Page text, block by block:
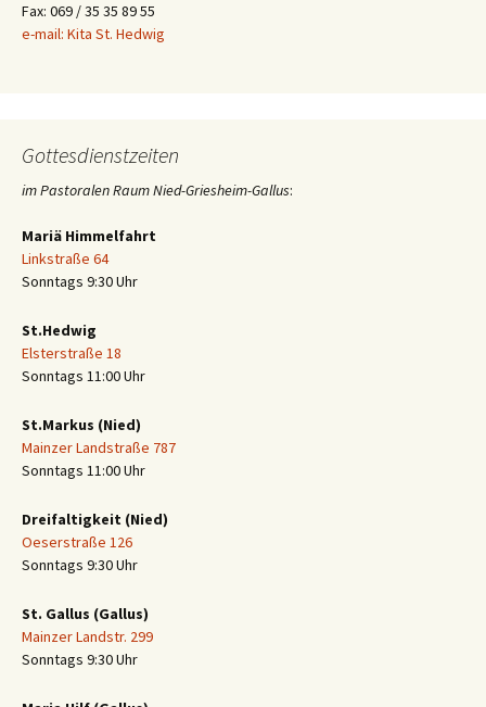
Fax: 069 / 35 35 89 55
e-mail: Kita St. Hedwig
Gottesdienstzeiten
im Pastoralen Raum Nied-Griesheim-Gallus:
Mariä Himmelfahrt
Linkstraße 64
Sonntags 9:30 Uhr
St.Hedwig
Elsterstraße 18
Sonntags 11:00 Uhr
St.Markus (Nied)
Mainzer Landstraße 787
Sonntags 11:00 Uhr
Dreifaltigkeit (Nied)
Oeserstraße 126
Sonntags 9:30 Uhr
St. Gallus (Gallus)
Mainzer Landstr. 299
Sonntags 9:30 Uhr